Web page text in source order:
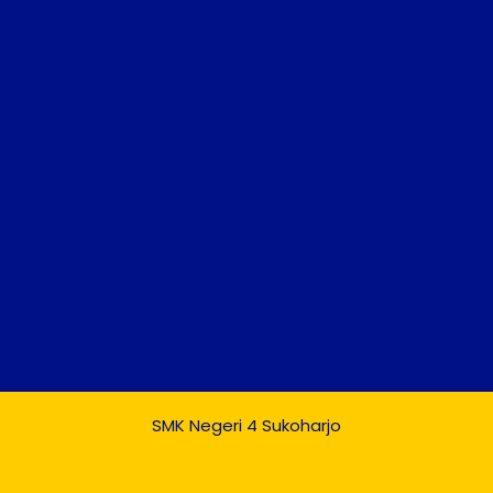
SMK Negeri 4 Sukoharjo